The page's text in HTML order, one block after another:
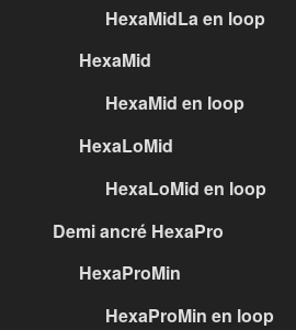
HexaMidLa en loop
HexaMid
HexaMid en loop
HexaLoMid
HexaLoMid en loop
Demi ancré HexaPro
HexaProMin
HexaProMin en loop